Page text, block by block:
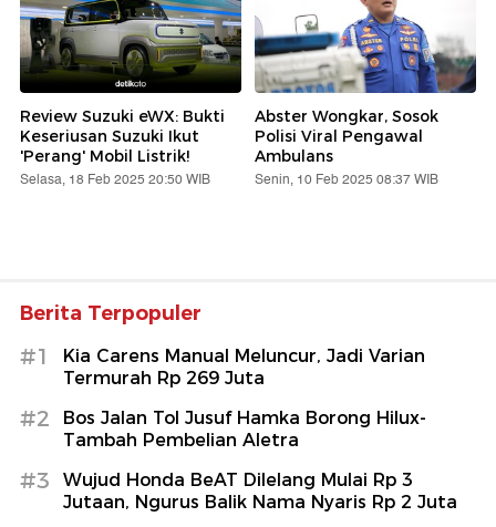
Review Suzuki eWX: Bukti
Keseriusan Suzuki Ikut
'Perang' Mobil Listrik!
Selasa, 18 Feb 2025 20:50 WIB
Abster Wongkar, Sosok
Polisi Viral Pengawal
Ambulans
Senin, 10 Feb 2025 08:37 WIB
Berita Terpopuler
#1
Kia Carens Manual Meluncur, Jadi Varian
Termurah Rp 269 Juta
#2
Bos Jalan Tol Jusuf Hamka Borong Hilux-
Tambah Pembelian Aletra
#3
Wujud Honda BeAT Dilelang Mulai Rp 3
Jutaan, Ngurus Balik Nama Nyaris Rp 2 Juta